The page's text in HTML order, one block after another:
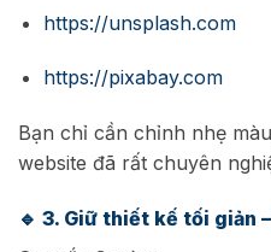
https://unsplash.com
https://pixabay.com
Bạn chỉ cần chỉnh nhẹ
website đã rất chuyên
🔹 3. Giữ thiết kế tối giản